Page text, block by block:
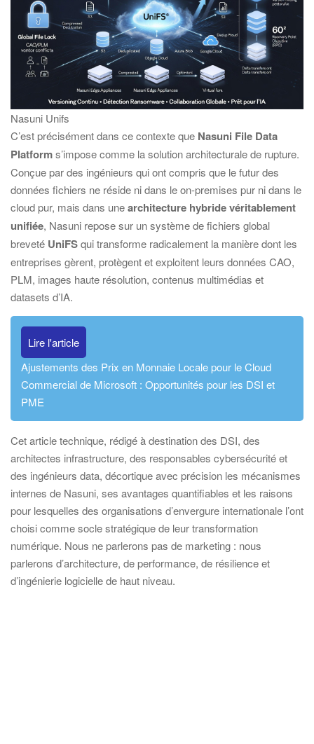
Nasuni Unifs
C’est précisément dans ce contexte que Nasuni File Data
Platforms’impose comme la solution architecturale de rupture.
Conçue par des ingénieurs qui ont compris que le futur des
données fichiers ne réside ni dans le on-premises pur ni dans le
cloud pur, mais dans unearchitecture hybride véritablement
unifiée, Nasuni repose sur un système de fichiers global
breveté UniFSqui transforme radicalement la manière dont les
entreprises gèrent, protègent et exploitent leurs données CAO,
PLM, images haute résolution, contenus multimédias et
datasets d’IA.
Lire l'article
Ajustements des Prix en Monnaie Locale pour le Cloud
Commercial de Microsoft : Opportunités pour les DSI et
PME
Cet article technique, rédigé à destination des DSI, des
architectes infrastructure, des responsables cybersécurité et
des ingénieurs data, décortique avec précision les mécanismes
internes de Nasuni, ses avantages quantifiables et les raisons
pour lesquelles des organisations d’envergure internationale l’ont
choisi comme socle stratégique de leur transformation
numérique. Nous ne parlerons pas de marketing : nous
parlerons d’architecture, de performance, de résilience et
d’ingénierie logicielle de haut niveau.